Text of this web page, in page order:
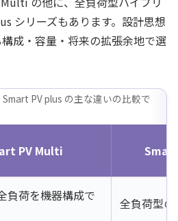
シリーズもあります。設計思想
成・容量・将来の拡張余地で選
PV plus の主な違いの比較で
PV Multi
負荷を機器構成で
全負荷型の